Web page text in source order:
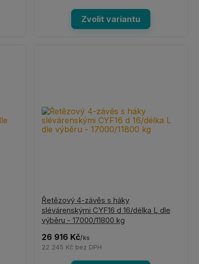
Zvolit variantu
Řetězový 4-závěs s háky
slévárenskými CYF16 d 16/délka L dle
výběru - 17000/11800 kg
26 916 Kč/ks
22 245 Kč bez DPH